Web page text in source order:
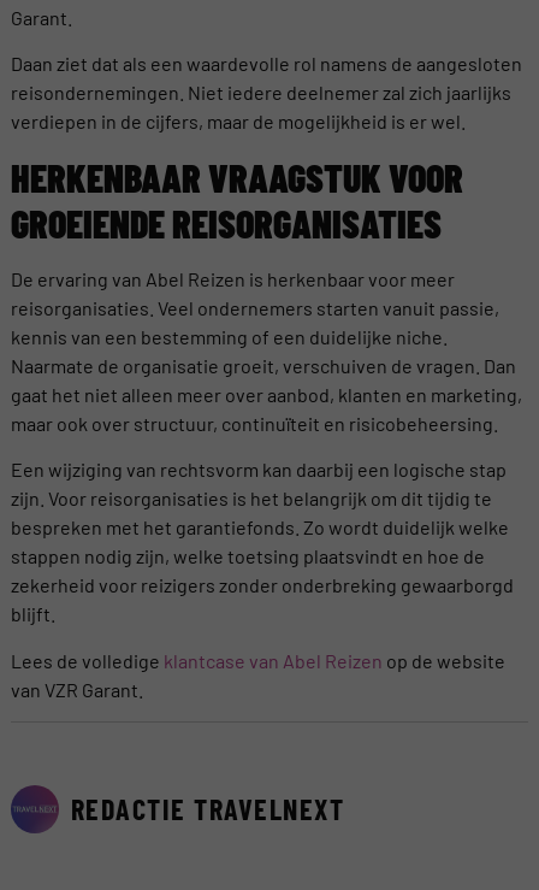
Garant.
Daan ziet dat als een waardevolle rol namens de aangesloten
reisondernemingen. Niet iedere deelnemer zal zich jaarlijks
verdiepen in de cijfers, maar de mogelijkheid is er wel.
HERKENBAAR VRAAGSTUK VOOR
GROEIENDE REISORGANISATIES
De ervaring van Abel Reizen is herkenbaar voor meer
reisorganisaties. Veel ondernemers starten vanuit passie,
kennis van een bestemming of een duidelijke niche.
Naarmate de organisatie groeit, verschuiven de vragen. Dan
gaat het niet alleen meer over aanbod, klanten en marketing,
maar ook over structuur, continuïteit en risicobeheersing.
Een wijziging van rechtsvorm kan daarbij een logische stap
zijn. Voor reisorganisaties is het belangrijk om dit tijdig te
bespreken met het garantiefonds. Zo wordt duidelijk welke
stappen nodig zijn, welke toetsing plaatsvindt en hoe de
zekerheid voor reizigers zonder onderbreking gewaarborgd
blijft.
Lees de volledige klantcase van Abel Reizen op de website
van VZR Garant.
REDACTIE TRAVELNEXT